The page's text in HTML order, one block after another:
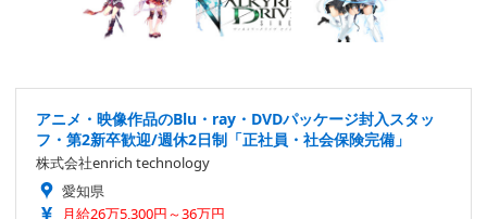
アニメ・映像作品のBlu・ray・DVDパッケージ封入スタッ
フ・第2新卒歓迎/週休2日制「正社員・社会保険完備」
株式会社enrich technology
愛知県
月給26万5,300円～36万円